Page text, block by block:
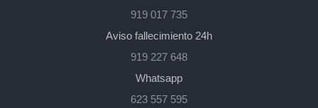
919 017 735
Aviso fallecimiento 24h
919 227 648
Whatsapp
623 557 595